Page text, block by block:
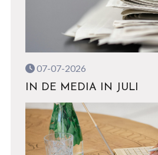
07-07-2026
IN DE MEDIA IN JULI